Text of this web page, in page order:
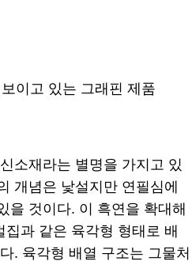
이고 있는 그래핀 제품
소재라는 별명을 가지고 있
개념은 낯설지만 연필심에
을 것이다. 이 흑연을 확대해
과 같은 육각형 형태로 배
. 육각형 배열 구조는 그물처